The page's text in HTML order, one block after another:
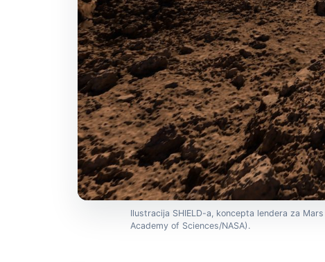
Ilustracija SHIELD-a, koncepta lendera za
Academy of Sciences/NASA).